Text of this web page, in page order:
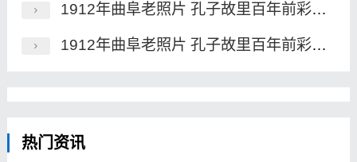
1912年曲阜老照片 孔子故里百年前彩色影像（中）
1912年曲阜老照片 孔子故里百年前彩色影像（下）
热门资讯